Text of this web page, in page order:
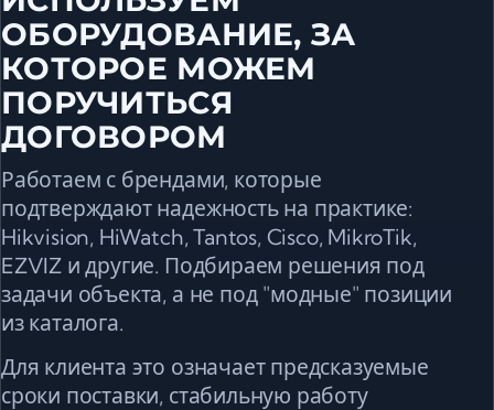
ОБОРУДОВАНИЕ, ЗА
КОТОРОЕ МОЖЕМ
ПОРУЧИТЬСЯ
ДОГОВОРОМ
Работаем с брендами, которые
подтверждают надежность на практике:
Hikvision, HiWatch, Tantos, Cisco, MikroTik,
EZVIZ и другие. Подбираем решения под
задачи объекта, а не под "модные" позиции
из каталога.
Для клиента это означает предсказуемые
сроки поставки, стабильную работу